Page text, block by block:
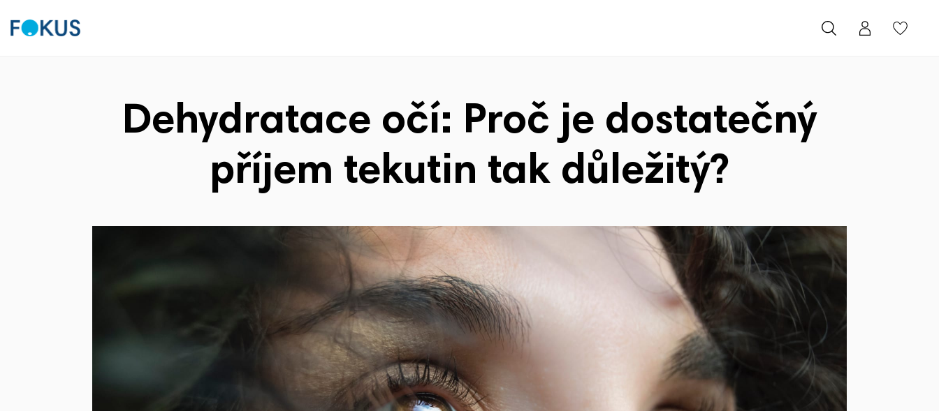
Dehydratace očí: Proč je dostatečný
příjem tekutin tak důležitý?